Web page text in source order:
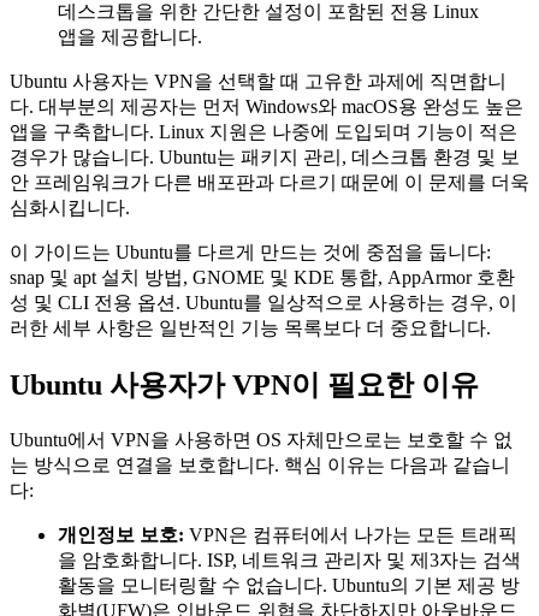
데스크톱을 위한 간단한 설정이 포함된 전용 Linux
앱을 제공합니다.
Ubuntu 사용자는 VPN을 선택할 때 고유한 과제에 직면합니
다. 대부분의 제공자는 먼저 Windows와 macOS용 완성도 높은
앱을 구축합니다. Linux 지원은 나중에 도입되며 기능이 적은
경우가 많습니다. Ubuntu는 패키지 관리, 데스크톱 환경 및 보
안 프레임워크가 다른 배포판과 다르기 때문에 이 문제를 더욱
심화시킵니다.
이 가이드는 Ubuntu를 다르게 만드는 것에 중점을 둡니다:
snap 및 apt 설치 방법, GNOME 및 KDE 통합, AppArmor 호환
성 및 CLI 전용 옵션. Ubuntu를 일상적으로 사용하는 경우, 이
러한 세부 사항은 일반적인 기능 목록보다 더 중요합니다.
Ubuntu 사용자가 VPN이 필요한 이유
Ubuntu에서 VPN을 사용하면 OS 자체만으로는 보호할 수 없
는 방식으로 연결을 보호합니다. 핵심 이유는 다음과 같습니
다:
개인정보 보호: VPN은 컴퓨터에서 나가는 모든 트래픽
을 암호화합니다. ISP, 네트워크 관리자 및 제3자는 검색
활동을 모니터링할 수 없습니다. Ubuntu의 기본 제공 방
화벽(UFW)은 인바운드 위협을 차단하지만 아웃바운드